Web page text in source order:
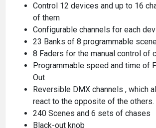
Control 12 devices and up to 16
of them
Configurable channels for each
23 Banks of 8 programmable
8 Faders for the manual control of
Programmable speed and time of
Out
Reversible DMX channels , which
react to the opposite of the others.
240 Scenes and 6 sets of chases
Black-out knob